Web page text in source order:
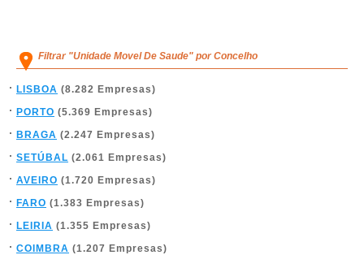
Filtrar "Unidade Movel De Saude" por Concelho
LISBOA (8.282 Empresas)
PORTO (5.369 Empresas)
BRAGA (2.247 Empresas)
SETÚBAL (2.061 Empresas)
AVEIRO (1.720 Empresas)
FARO (1.383 Empresas)
LEIRIA (1.355 Empresas)
COIMBRA (1.207 Empresas)